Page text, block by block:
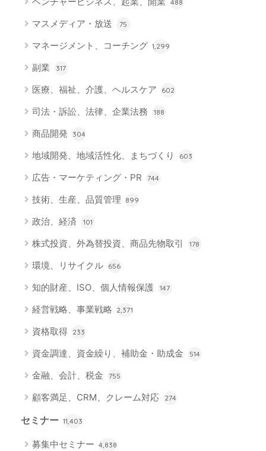
488
マスメディア・放送 75
マネージメント、コーチング 1,299
副業 317
医療、福祉、介護、ヘルスケア 602
司法・訴訟、法律、企業法務 188
商品開発 304
地域開発、地域活性化、まちづくり 603
広告・マーケティング・PR 744
技術、生産、品質管理 899
政治、経済 101
株式投資、外為替投資、商品先物取引 178
環境、リサイクル 656
知的財産、ISO、個人情報保護 147
経営戦略、事業戦略 2,371
資格取得 233
資金調達、資金繰り、補助金・助成金 514
金融、会計、税金 755
顧客満足、CRM、クレーム対応 274
セミナー 11,403
募集中セミナー 4,838